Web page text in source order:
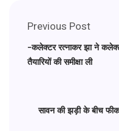
Previous Post
-कलेक्टर रत्नाकर झा ने
तैयारियों की समीक्षा ली
सावन की झड़ी के बीच फीका